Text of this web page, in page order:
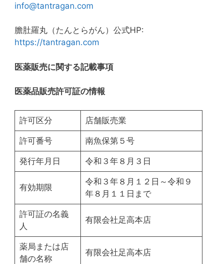
info@tantragan.com
膽肚羅丸（たんとらがん）公式HP:
https://tantragan.com
医薬販売に関する記載事項
医薬品販売許可証の情報
許可区分 店舗販売業
許可番号 南魚保第５号
発行年月日 令和３年８月３日
有効期限
令和３年８月１２日～令和９
年８月１１日まで
許可証の名義
人
有限会社足高本店
薬局または店
舗の名称
有限会社足高本店